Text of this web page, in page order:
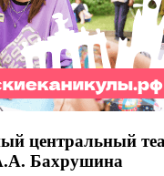
центральный
Бахрушина